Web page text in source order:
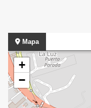
Mapa
+
−